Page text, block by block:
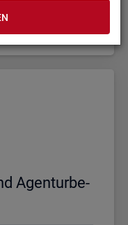
Agen­tur­be­